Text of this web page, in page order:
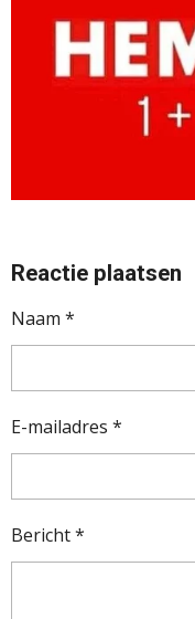
Reactie plaatsen
Naam *
E-mailadres *
Bericht *